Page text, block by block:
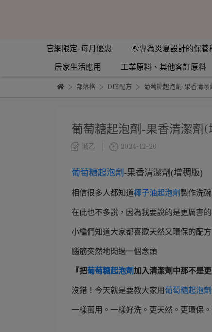
官網限定-每月優惠 🌞專為炎夏設計的保養
居家生活應用
工業原料、其他客訂原料
部落格 DIY配方 葡萄糖起泡劑-果香清潔
葡萄糖起泡劑-果香清潔劑(
城乙 2024-12-20
葡萄糖起泡劑 -果香清潔劑(增稠版)
相信很多人都知道椰子油起泡劑 製作洗
在此也不多說，因為我要說的是更厲害
小編們知道大家都喜歡天然又環保的配方
腦筋突然地閃過一個念頭
『把葡萄糖起泡劑 加入清潔劑中那不是更
沒錯！今天就是要教大家用葡萄糖起泡劑
一樣萬用。一樣好洗。更天然。更環保。